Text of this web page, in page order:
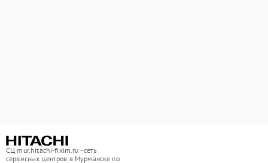
СЦ mur.hitachi-fixim.ru - сеть
сервисных центров в Мурманске по